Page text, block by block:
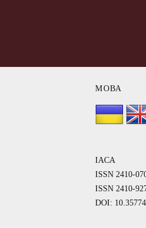
МОВА
IACA
ISSN 2410-
ISSN 2410-
DOI: